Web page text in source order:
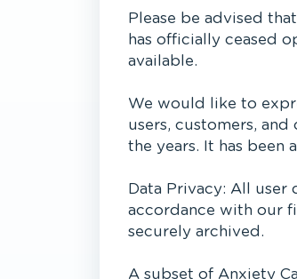
Please be advised
has officially ceased
available.
We would like to
users, customers,
the years. It has been
Data Privacy: All user
accordance with our
securely archived.
A subset of Anxiety